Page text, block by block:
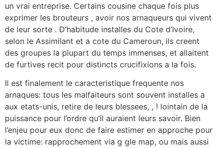
un vrai entreprise. Certains cousine chaque fois plus
exprimer les brouteurs , avoir nos arnaqueurs qui vivent
de leur sorte . D’habitude installes du Cote d’Ivoire,
selon le Assimilant et a cote du Cameroun, ils creent
des groupes la plupart du temps immenses, et allaitent
de furtives recit pour distincts crucifixions a la fois.
Il est finalement le caracteristique frequente nos
arnaques: tous les malfaiteurs sont souvent installes a
aux etats-unis, retire de leurs blessees, , ! lointain de la
puissance pour l’ordre qu’il auraient leurs savoir. Bien
l’enjeu pour eux donc de faire estimer en approche pour
la victime: rapprochement via g gle map, ou mais aussi